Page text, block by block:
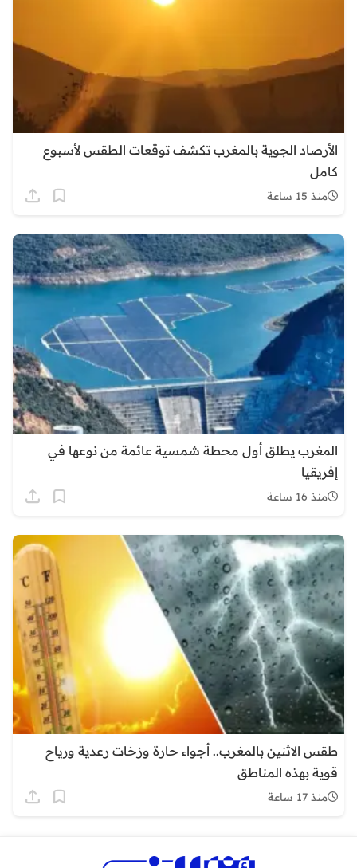
الأرصاد الجوية بالمغرب تكشف توقعات الطقس لأسبوع
كامل
منذ 15 ساعة
المغرب يطلق أول محطة شمسية عائمة من نوعها في
إفريقيا
منذ 16 ساعة
طقس الاثنين بالمغرب.. أجواء حارة وزخات رعدية ورياح
قوية بهذه المناطق
منذ 17 ساعة